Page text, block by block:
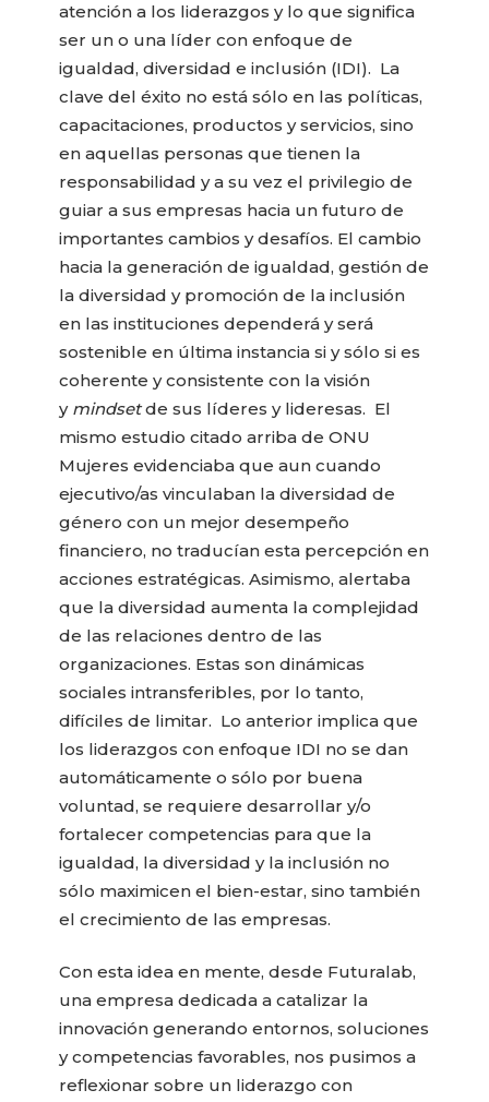
atención a los liderazgos y lo que significa
ser un o una líder con enfoque de
igualdad, diversidad e inclusión (IDI). La
clave del éxito no está sólo en las políticas,
capacitaciones, productos y servicios, sino
en aquellas personas que tienen la
responsabilidad y a su vez el privilegio de
guiar a sus empresas hacia un futuro de
importantes cambios y desafíos. El cambio
hacia la generación de igualdad, gestión de
la diversidad y promoción de la inclusión
en las instituciones dependerá y será
sostenible en última instancia si y sólo si es
coherente y consistente con la visión
y mindsetde sus líderes y lideresas. El
mismo estudio citado arriba de ONU
Mujeres evidenciaba que aun cuando
ejecutivo/as vinculaban la diversidad de
género con un mejor desempeño
financiero, no traducían esta percepción en
acciones estratégicas. Asimismo, alertaba
que la diversidad aumenta la complejidad
de las relaciones dentro de las
organizaciones. Estas son dinámicas
sociales intransferibles, por lo tanto,
difíciles de limitar. Lo anterior implica que
los liderazgos con enfoque IDI no se dan
automáticamente o sólo por buena
voluntad, se requiere desarrollar y/o
fortalecer competencias para que la
igualdad, la diversidad y la inclusión no
sólo maximicen el bien-estar, sino también
el crecimiento de las empresas.
Con esta idea en mente, desde Futuralab,
una empresa dedicada a catalizar la
innovación generando entornos, soluciones
y competencias favorables, nos pusimos a
reflexionar sobre un liderazgo con